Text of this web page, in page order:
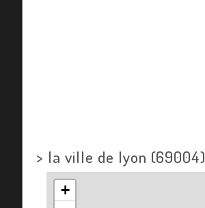
> la ville de lyon (69004)
+